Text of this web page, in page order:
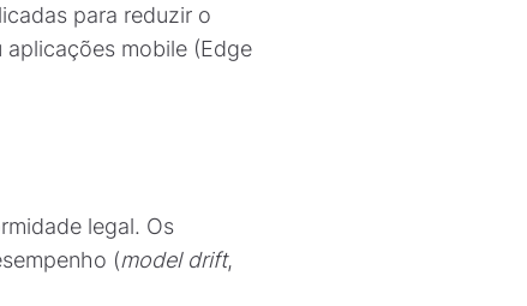
para reduzir o
mobile (Edge
legal. Os
(model drift,